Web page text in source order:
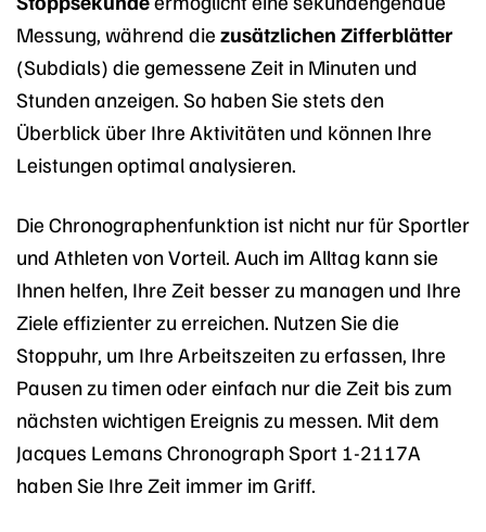
Messung, während die zusätzlichen Zifferblätter
(Subdials) die gemessene Zeit in Minuten und
Stunden anzeigen. So haben Sie stets den
Überblick über Ihre Aktivitäten und können Ihre
Leistungen optimal analysieren.
Die Chronographenfunktion ist nicht nur für Sportler
und Athleten von Vorteil. Auch im Alltag kann sie
Ihnen helfen, Ihre Zeit besser zu managen und Ihre
Ziele effizienter zu erreichen. Nutzen Sie die
Stoppuhr, um Ihre Arbeitszeiten zu erfassen, Ihre
Pausen zu timen oder einfach nur die Zeit bis zum
nächsten wichtigen Ereignis zu messen. Mit dem
Jacques Lemans Chronograph Sport 1-2117A
haben Sie Ihre Zeit immer im Griff.